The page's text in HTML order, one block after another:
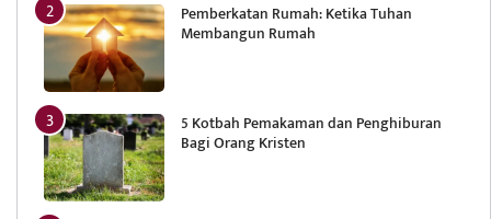
Pemberkatan Rumah: Ketika Tuhan
Membangun Rumah
5 Kotbah Pemakaman dan Penghiburan
Bagi Orang Kristen